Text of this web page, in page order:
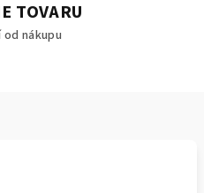
TOVARU
od nákupu